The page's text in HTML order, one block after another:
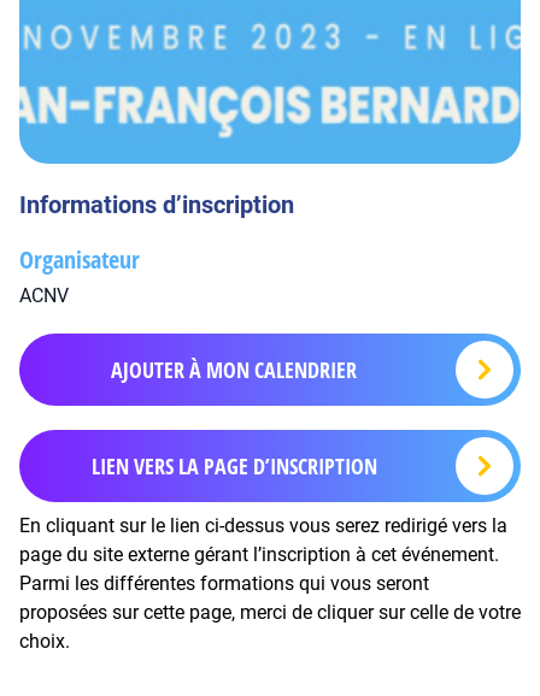
Informations d’inscription
Organisateur
ACNV
AJOUTER À MON CALENDRIER
LIEN VERS LA PAGE D’INSCRIPTION
En cliquant sur le lien ci-dessus vous serez redirigé vers la
page du site externe gérant l’inscription à cet événement.
Parmi les différentes formations qui vous seront
proposées sur cette page, merci de cliquer sur celle de votre
choix.